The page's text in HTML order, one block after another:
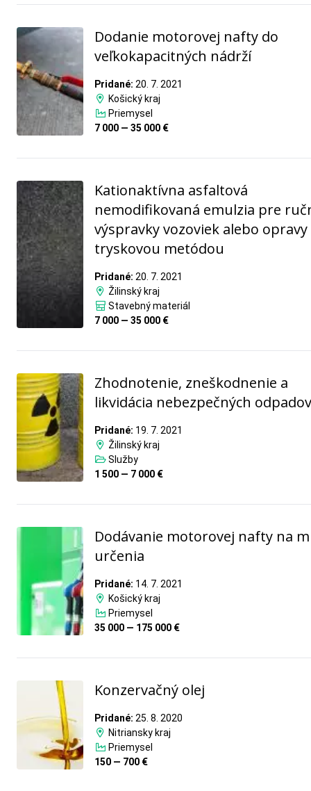
Dodanie motorovej nafty do
veľkokapacitných nádrží
Pridané: 20. 7. 2021
Košický kraj
Priemysel
7 000 — 35 000 €
Kationaktívna asfaltová
nemodifikovaná emulzia pre
výspravky vozoviek alebo opravy
tryskovou metódou
Pridané: 20. 7. 2021
Žilinský kraj
Stavebný materiál
7 000 — 35 000 €
Zhodnotenie, zneškodnenie a
likvidácia nebezpečných
Pridané: 19. 7. 2021
Žilinský kraj
Služby
1 500 — 7 000 €
Dodávanie motorovej nafty na
určenia
Pridané: 14. 7. 2021
Košický kraj
Priemysel
35 000 — 175 000 €
Konzervačný olej
Pridané: 25. 8. 2020
Nitriansky kraj
Priemysel
150 — 700 €